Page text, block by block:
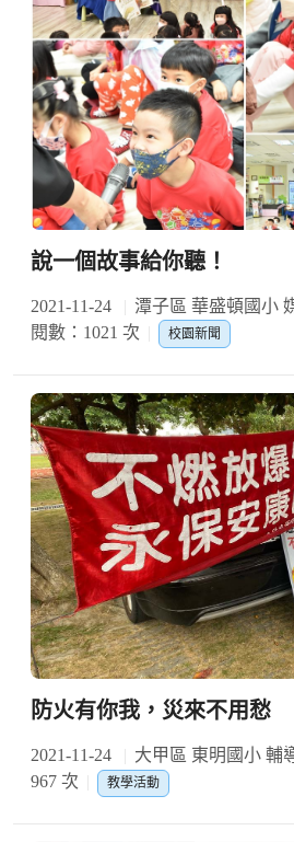
說一個故事給你聽！
2021-11-24 潭子區 華盛頓國小
閱數：1021 次
校園新聞
防火有你我，災來不用愁
2021-11-24 大甲區 東明國小 輔
967 次
教學活動